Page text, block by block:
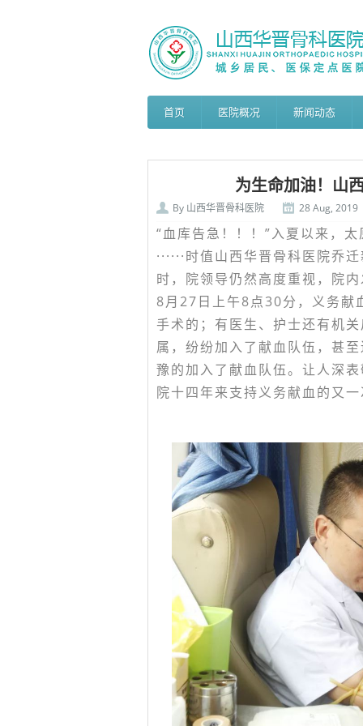
首页 医院概况 新闻动态
为生命加油！山
By 山西华晋骨科医院 28 Aug, 2019
“血库告急！！！”入夏以来，
······时值山西华晋骨科医院
时，院领导仍然高度重视，院
8月27日上午8点30分，义务献
手术的；有医生、护士还有机关
属，纷纷加入了献血队伍，甚
豫的加入了献血队伍。让人深
院十四年来支持义务献血的又